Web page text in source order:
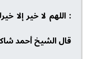
: اللهم لا خير إلا
قال الشيخ أحمد